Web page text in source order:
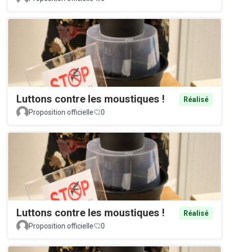
Luttons contre les moustiques !
Réalisé
Proposition officielle
0
Luttons contre les moustiques !
Réalisé
Proposition officielle
0